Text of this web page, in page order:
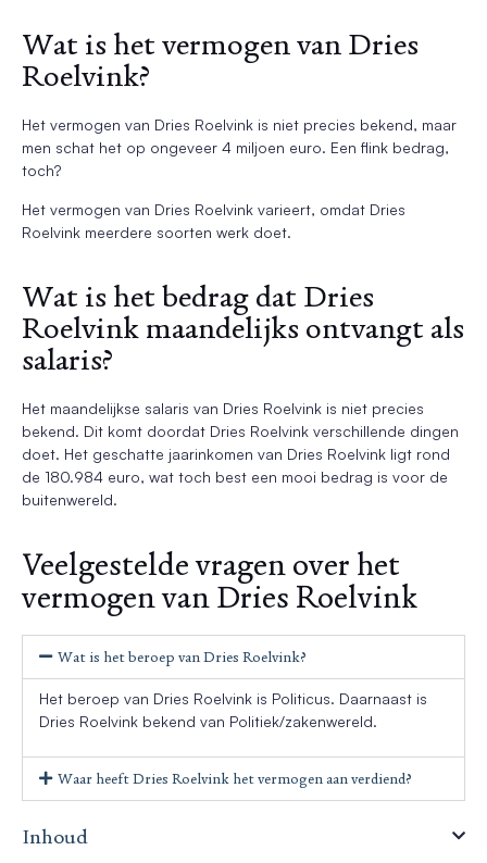
Wat is het vermogen van Dries
Roelvink?
Het vermogen van Dries Roelvink is niet precies bekend, maar
men schat het op ongeveer 4 miljoen euro. Een flink bedrag,
toch?
Het vermogen van Dries Roelvink varieert, omdat Dries
Roelvink meerdere soorten werk doet.
Wat is het bedrag dat Dries
Roelvink maandelijks ontvangt als
salaris?
Het maandelijkse salaris van Dries Roelvink is niet precies
bekend. Dit komt doordat Dries Roelvink verschillende dingen
doet. Het geschatte jaarinkomen van Dries Roelvink ligt rond
de 180.984 euro, wat toch best een mooi bedrag is voor de
buitenwereld.
Veelgestelde vragen over het
vermogen van Dries Roelvink
Wat is het beroep van Dries Roelvink?
Het beroep van Dries Roelvink is Politicus. Daarnaast is
Dries Roelvink bekend van Politiek/zakenwereld.
Waar heeft Dries Roelvink het vermogen aan verdiend?
Inhoud